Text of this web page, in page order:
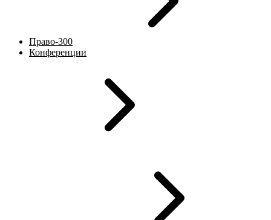
Право-300
Конференции